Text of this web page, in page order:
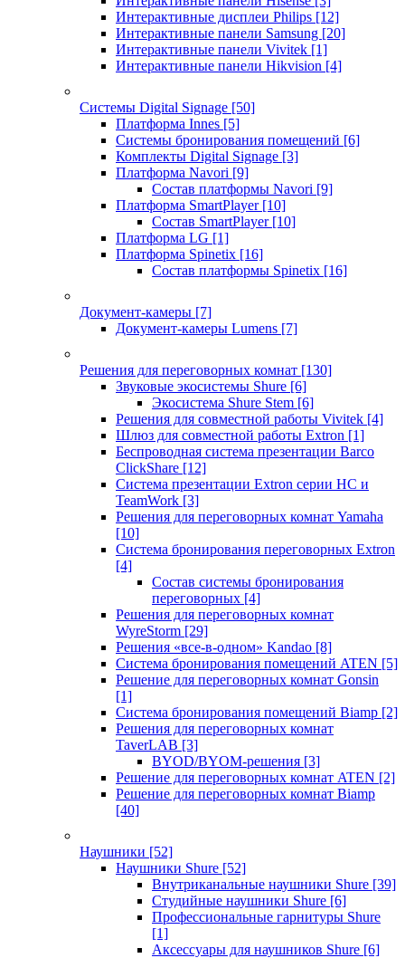
Интерактивные дисплеи Philips [12]
Интерактивные панели Samsung [20]
Интерактивные панели Vivitek [1]
Интерактивные панели Hikvision [4]
Системы Digital Signage [50]
Платформа Innes [5]
Системы бронирования помещений [6]
Комплекты Digital Signage [3]
Платформа Navori [9]
Состав платформы Navori [9]
Платформа SmartPlayer [10]
Состав SmartPlayer [10]
Платформа LG [1]
Платформа Spinetix [16]
Состав платформы Spinetix [16]
Документ-камеры [7]
Документ-камеры Lumens [7]
Решения для переговорных комнат [130]
Звуковые экосистемы Shure [6]
Экосистема Shure Stem [6]
Решения для совместной работы Vivitek [4]
Шлюз для совместной работы Extron [1]
Беспроводная система презентации Barco
ClickShare [12]
Система презентации Extron серии HC и
TeamWork [3]
Решения для переговорных комнат Yamaha
[10]
Система бронирования переговорных Extron
[4]
Состав системы бронирования
переговорных [4]
Решения для переговорных комнат
WyreStorm [29]
Решения «все-в-одном» Kandao [8]
Система бронирования помещений ATEN [5]
Решение для переговорных комнат Gonsin
[1]
Система бронирования помещений Biamp [2]
Решения для переговорных комнат
TaverLAB [3]
BYOD/BYOM-решения [3]
Решение для переговорных комнат ATEN [2]
Решение для переговорных комнат Biamp
[40]
Наушники [52]
Наушники Shure [52]
Внутриканальные наушники Shure [39]
Студийные наушники Shure [6]
Профессиональные гарнитуры Shure
[1]
Аксессуары для наушников Shure [6]